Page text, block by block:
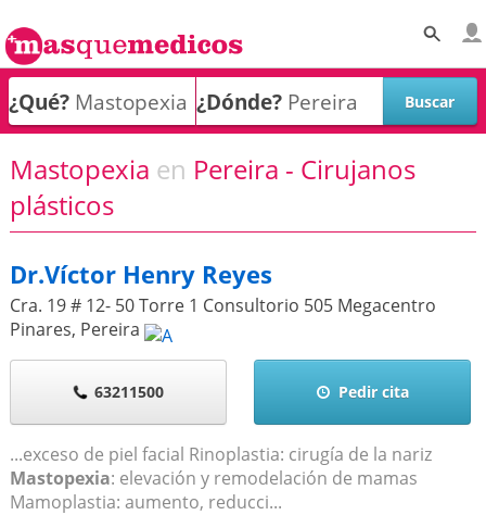
¿Qué? ¿Dónde?
Mastopexia en Pereira - Cirujanos
plásticos
Dr.Víctor Henry Reyes
Cra. 19 # 12- 50 Torre 1 Consultorio 505 Megacentro
Pinares, Pereira
63211500 Pedir cita
...exceso de piel facial Rinoplastia: cirugía de la nariz
Mastopexia: elevación y remodelación de mamas
Mamoplastia: aumento, reducci...